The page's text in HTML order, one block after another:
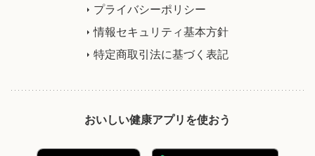
プライバシーポリシー
情報セキュリティ基本方針
特定商取引法に基づく表記
おいしい健康アプリを使おう